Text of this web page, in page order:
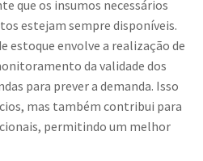
que os insumos necessários
estejam sempre disponíveis.
estoque envolve a realização de
da validade dos
para prever a demanda. Isso
mas também contribui para
permitindo um melhor